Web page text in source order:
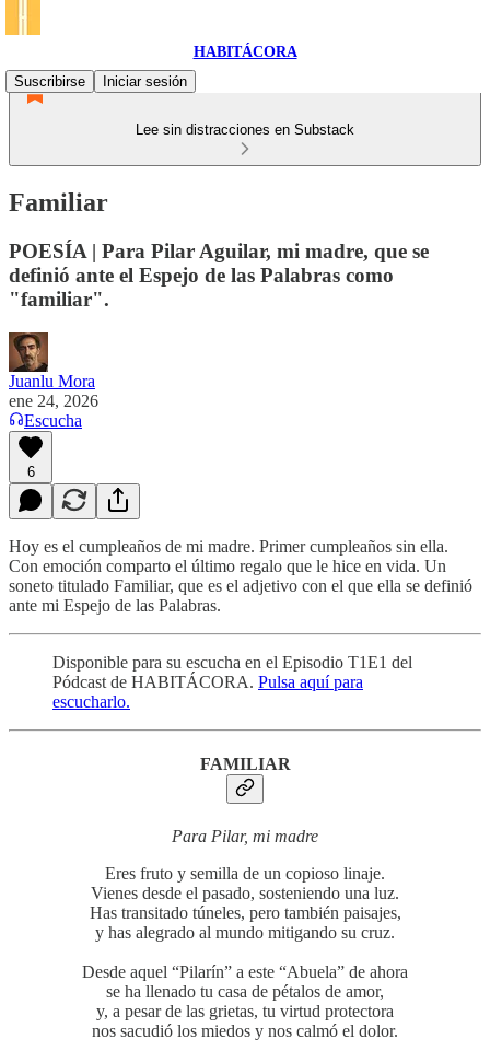
HABITÁCORA
Suscribirse
Iniciar sesión
Lee sin distracciones en Substack
Familiar
POESÍA | Para Pilar Aguilar, mi madre, que se
definió ante el Espejo de las Palabras como
"familiar".
Juanlu Mora
ene 24, 2026
Escucha
6
Hoy es el cumpleaños de mi madre. Primer cumpleaños sin ella.
Con emoción comparto el último regalo que le hice en vida. Un
soneto titulado Familiar, que es el adjetivo con el que ella se definió
ante mi Espejo de las Palabras.
Disponible para su escucha en el Episodio T1E1 del
Pódcast de HABITÁCORA. Pulsa aquí para
escucharlo.
FAMILIAR
Para Pilar, mi madre
Eres fruto y semilla de un copioso linaje.
Vienes desde el pasado, sosteniendo una luz.
Has transitado túneles, pero también paisajes,
y has alegrado al mundo mitigando su cruz.
Desde aquel “Pilarín” a este “Abuela” de ahora
se ha llenado tu casa de pétalos de amor,
y, a pesar de las grietas, tu virtud protectora
nos sacudió los miedos y nos calmó el dolor.